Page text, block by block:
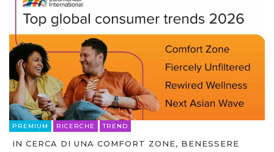
PREMIUM RICERCHE TREND
IN CERCA DI UNA COMFORT ZONE, BENESSERE